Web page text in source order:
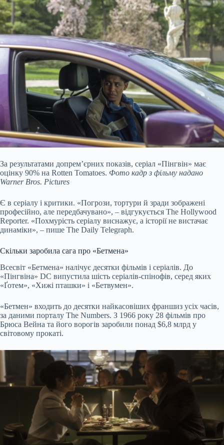
За результатами допрем’єрних показів, серіал «Пінгвін» має
оцінку 90% на Rotten Tomatoes. Фото кадр з фільму надано
Warner Bros. Pictures
Є в серіалу і критики. «Погрози, тортури й зради зображені
професійно, але передбачувано», – відгукується The Hollywood
Reporter. «Похмурість серіалу виснажує, а історії не вистачає
динаміки», – пише The Daily Telegraph.
Скільки заробила сага про «Бетмена»
Всесвіт «Бетмена» налічує десятки фільмів і серіалів. До
«Пінгвіна» DC випустила шість серіалів-спінофів, серед яких
«Ґотем», «Хижі пташки» і «Бетвумен».
«Бетмен» входить до десятки найкасовіших франшиз усіх часів,
за даними порталу The Numbers. З 1966 року 28 фільмів про
Брюса Вейна та його ворогів заробили понад $6,8 млрд у
світовому прокаті.